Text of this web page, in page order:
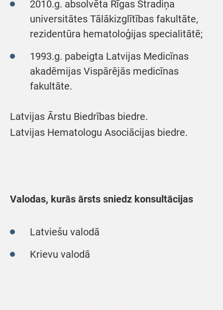
2010.g. absolvēta Rīgas Stradiņa
universitātes Tālākizglītības fakultāte,
rezidentūra hematoloģijas specialitātē;
1993.g. pabeigta Latvijas Medicīnas
akadēmijas Vispārējās medicīnas
fakultāte.
Latvijas Ārstu Biedrības biedre.
Latvijas Hematologu Asociācijas biedre.
Valodas, kurās ārsts sniedz konsultācijas
Latviešu valodā
Krievu valodā